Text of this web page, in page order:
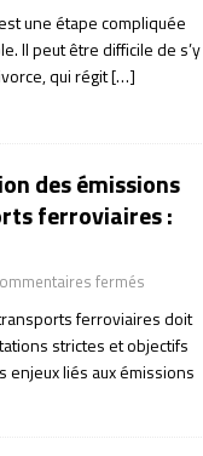
une étape compliquée
Il peut être difficile de s’y
qui régit[…]
des émissions
ferroviaires :
fermés
ferroviaires doit
strictes et objectifs
liés aux émissions